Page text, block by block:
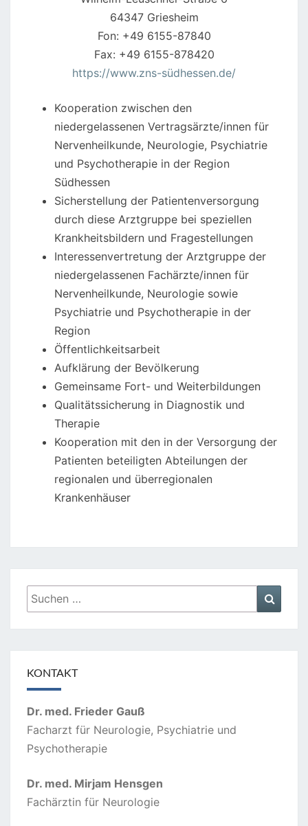
64347 Griesheim
Fon: +49 6155-87840
Fax: +49 6155-878420
https://www.zns-südhessen.de/
Kooperation zwischen den
niedergelassenen Vertragsärzte/innen für
Nervenheilkunde, Neurologie, Psychiatrie
und Psychotherapie in der Region
Südhessen
Sicherstellung der Patientenversorgung
durch diese Arztgruppe bei speziellen
Krankheitsbildern und Fragestellungen
Interessenvertretung der Arztgruppe der
niedergelassenen Fachärzte/innen für
Nervenheilkunde, Neurologie sowie
Psychiatrie und Psychotherapie in der
Region
Öffentlichkeitsarbeit
Aufklärung der Bevölkerung
Gemeinsame Fort- und Weiterbildungen
Qualitätssicherung in Diagnostik und
Therapie
Kooperation mit den in der Versorgung der
Patienten beteiligten Abteilungen der
regionalen und überregionalen
Krankenhäuser
Suchen
nach:
KONTAKT
Dr. med. Frieder Gauß
Facharzt für Neurologie, Psychiatrie und
Psychotherapie
Dr. med. Mirjam Hensgen
Fachärztin für Neurologie